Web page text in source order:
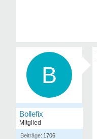
B
Bollefix
Mitglied
1706